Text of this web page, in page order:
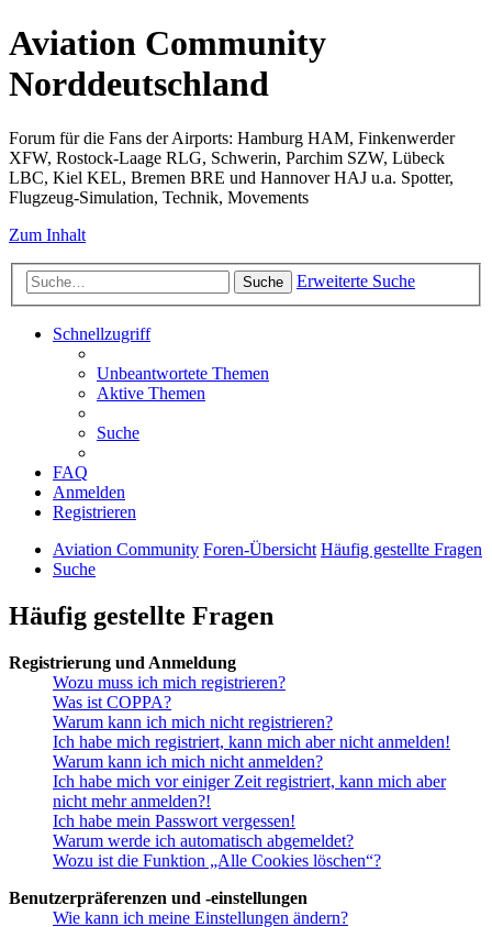
Aviation Community
Norddeutschland
Forum für die Fans der Airports: Hamburg HAM, Finkenwerder
XFW, Rostock-Laage RLG, Schwerin, Parchim SZW, Lübeck
LBC, Kiel KEL, Bremen BRE und Hannover HAJ u.a. Spotter,
Flugzeug-Simulation, Technik, Movements
Zum Inhalt
Suche Erweiterte Suche
Schnellzugriff
Unbeantwortete Themen
Aktive Themen
Suche
FAQ
Anmelden
Registrieren
Aviation Community Foren-Übersicht Häufig gestellte Fragen
Suche
Häufig gestellte Fragen
Registrierung und Anmeldung
Wozu muss ich mich registrieren?
Was ist COPPA?
Warum kann ich mich nicht registrieren?
Ich habe mich registriert, kann mich aber nicht anmelden!
Warum kann ich mich nicht anmelden?
Ich habe mich vor einiger Zeit registriert, kann mich aber
nicht mehr anmelden?!
Ich habe mein Passwort vergessen!
Warum werde ich automatisch abgemeldet?
Wozu ist die Funktion „Alle Cookies löschen“?
Benutzerpräferenzen und -einstellungen
Wie kann ich meine Einstellungen ändern?